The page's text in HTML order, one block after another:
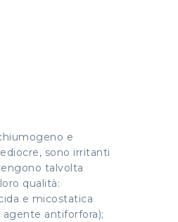
e
sono irritanti
talvolta
qualità:
e micostatica
antiforfora);